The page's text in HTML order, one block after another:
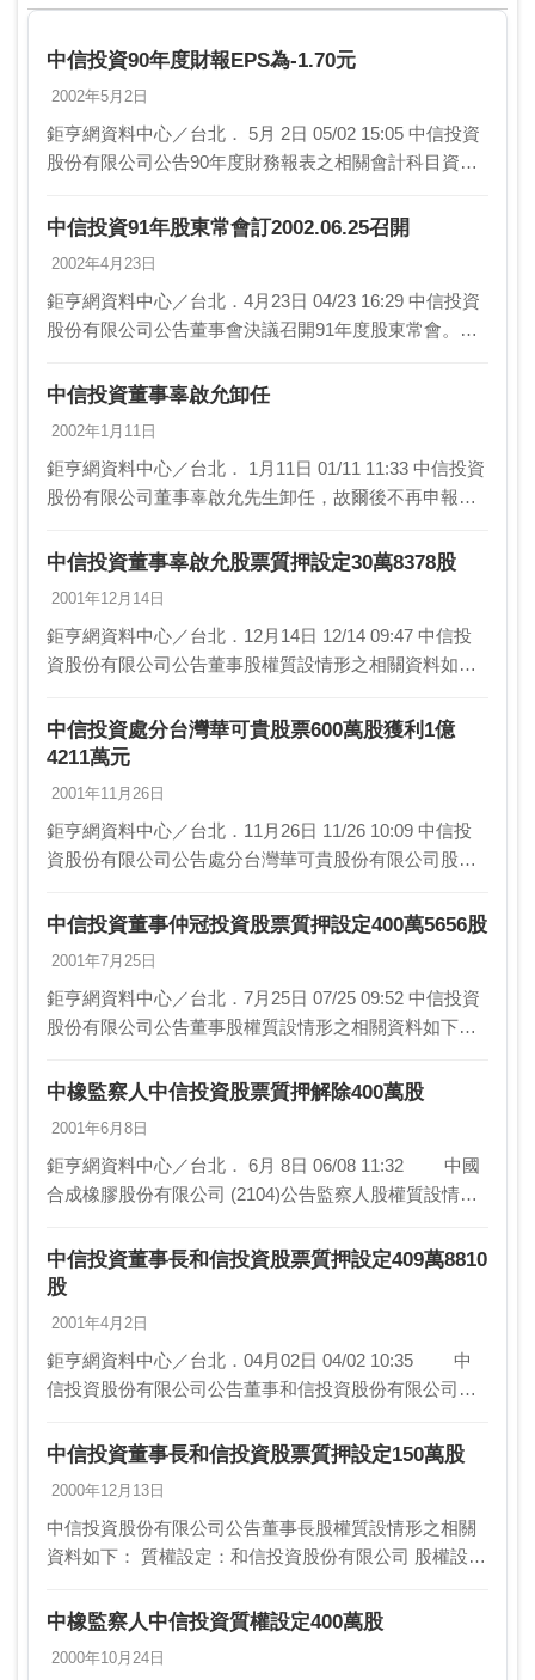
中信投資90年度財報EPS為-1.70元
2002年5月2日
鉅亨網資料中心／台北． 5月 2日 05/02 15:05 中信投資
股份有限公司公告90年度財務報表之相關會計科目資料
中信投資91年股東常會訂2002.06.25召開
2002年4月23日
鉅亨網資料中心／台北．4月23日 04/23 16:29 中信投資
股份有限公司公告董事會決議召開91年度股東常會。相
中信投資董事辜啟允卸任
2002年1月11日
鉅亨網資料中心／台北． 1月11日 01/11 11:33 中信投資
股份有限公司董事辜啟允先生卸任，故爾後不再申報其
中信投資董事辜啟允股票質押設定30萬8378股
2001年12月14日
鉅亨網資料中心／台北．12月14日 12/14 09:47 中信投
資股份有限公司公告董事股權質設情形之相關資料如
中信投資處分台灣華可貴股票600萬股獲利1億
4211萬元
2001年11月26日
鉅亨網資料中心／台北．11月26日 11/26 10:09 中信投
資股份有限公司公告處分台灣華可貴股份有限公司股票
中信投資董事仲冠投資股票質押設定400萬5656股
2001年7月25日
鉅亨網資料中心／台北．7月25日 07/25 09:52 中信投資
股份有限公司公告董事股權質設情形之相關資料如下：
中橡監察人中信投資股票質押解除400萬股
2001年6月8日
鉅亨網資料中心／台北． 6月 8日 06/08 11:32 中國
合成橡膠股份有限公司 (2104)公告監察人股權質設情形
權解除…
中信投資董事長和信投資股票質押設定409萬8810
股
2001年4月2日
鉅亨網資料中心／台北．04月02日 04/02 10:35 中
信投資股份有限公司公告董事和信投資股份有限公司股
409萬8810…
中信投資董事長和信投資股票質押設定150萬股
2000年12月13日
中信投資股份有限公司公告董事長股權質設情形之相關
資料如下： 質權設定：和信投資股份有限公司 股權設
銀行北門分行…
中橡監察人中信投資質權設定400萬股
2000年10月24日